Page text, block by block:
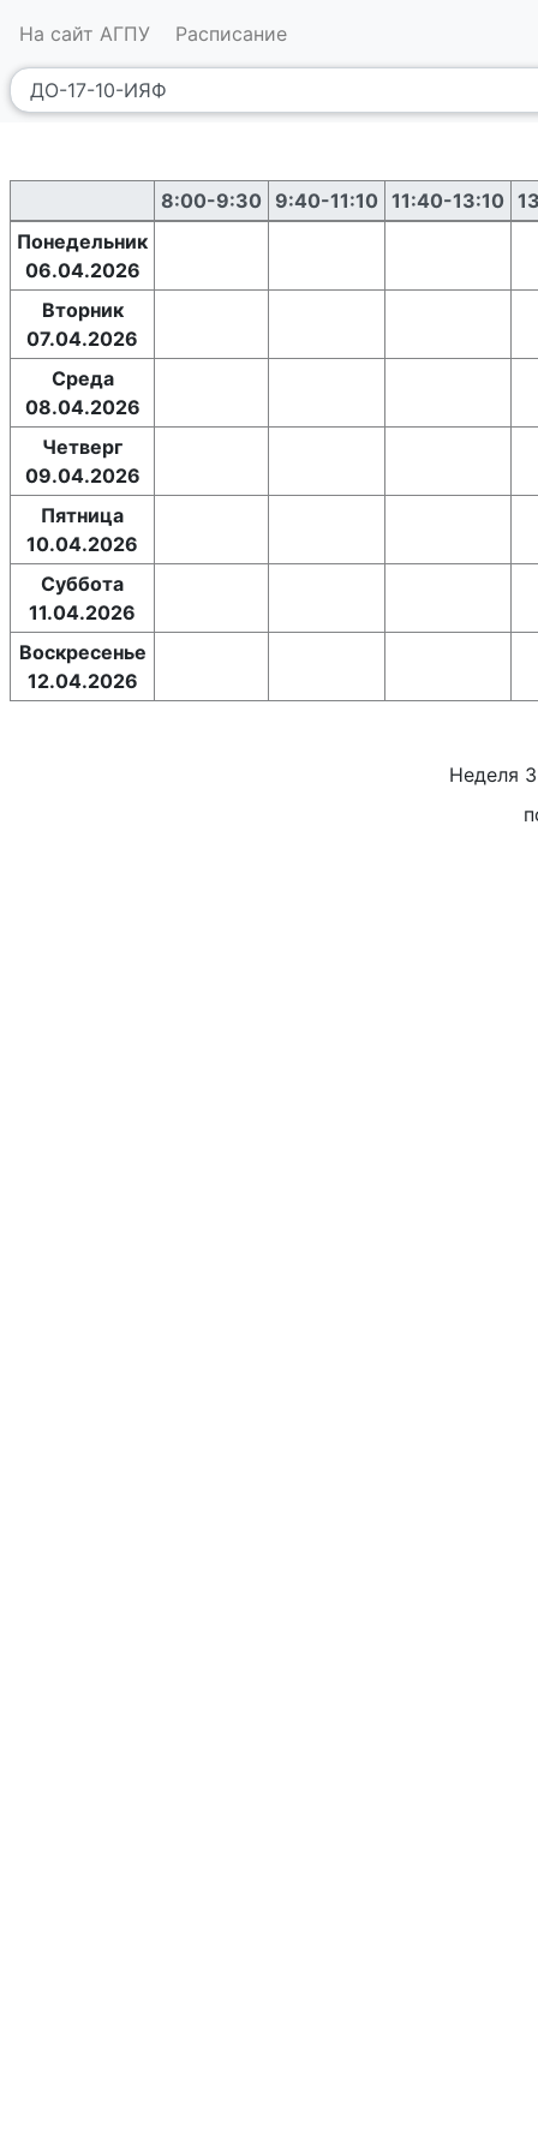
На сайт АГПУ Расписание
8:00-9:30 9:40-11:10 11:40-13:10
Понедельник
06.04.2026
Вторник
07.04.2026
Среда
08.04.2026
Четверг
09.04.2026
Пятница
10.04.2026
Суббота
11.04.2026
Воскресенье
12.04.2026
Неделя